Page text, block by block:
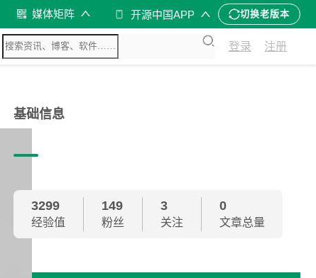
媒体矩阵 开源中国APP 切换老版本
登录 注册
基础信息
3299
经验值
149
粉丝
3
关注
0
文章总量